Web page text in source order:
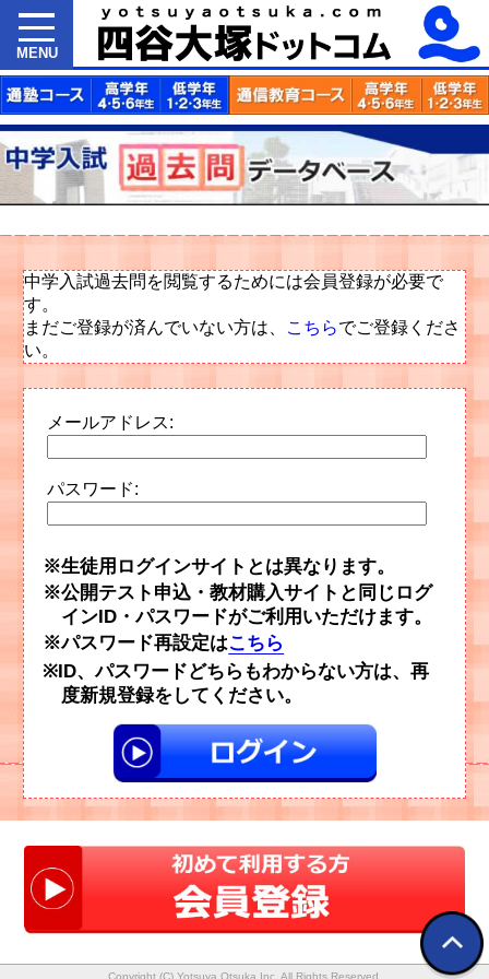
MENU
中学入試過去問を閲覧するためには会員登録が必要で
す。
まだご登録が済んでいない方は、 こちらでご登録くださ
い。
メールアドレス:
パスワード:
生徒用ログインサイトとは異なります。
公開テスト申込・教材購入サイトと同じログ
インID・パスワードがご利用いただけます。
パスワード再設定はこちら
ID、パスワードどちらもわからない方は、再
度新規登録をしてください。
Copyright (C) Yotsuya Otsuka Inc. All Rights Reserved.